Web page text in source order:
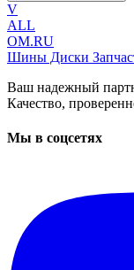
V
ALL
OM.RU
Шины Диски
Ваш надежный
Качество,
Мы в соцсетях